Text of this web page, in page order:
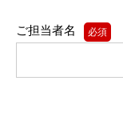
ご担当者名 必須